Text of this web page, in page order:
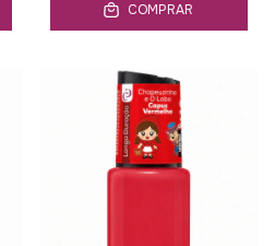
COMPRAR